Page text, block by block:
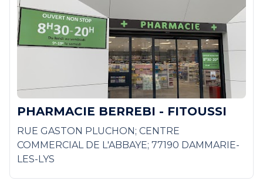
PHARMACIE BERREBI - FITOUSSI
RUE GASTON PLUCHON; CENTRE
COMMERCIAL DE L'ABBAYE; 77190 DAMMARIE-
LES-LYS